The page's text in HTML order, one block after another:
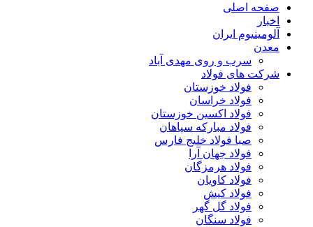
صفحه اصلی
اخبار
آلومینیوم ایران
معدن
سرب و روی مهدی آباد
شرکت های فولاد
فولاد خوزستان
فولاد خراسان
فولاد اکسین خوزستان
فولاد مبارکه سپاهان
صبا فولاد خلیج فارس
فولاد جهان آرا
فولاد هرمزگان
فولاد کاویان
فولاد کیش
فولاد گل گهر
فولاد سنگان